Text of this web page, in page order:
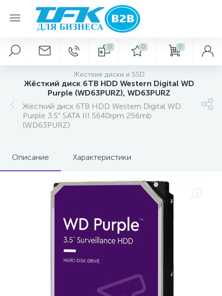
0 0 0
Жесткие диски и SSD
Жёсткий диск 6TB HDD Western Digital WD
Purple (WD63PURZ), WD63PURZ
Жёсткий диск 6TB HDD Western Digital WD
Purple 3.5" SATA III 5640rpm 256mb
(WD63PURZ)
Описание Характеристики